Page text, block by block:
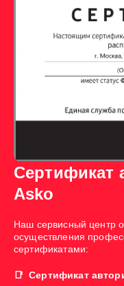
Сертификат
Asko
Наш сервисный центр
осуществления
сертификатами:
Сертификат